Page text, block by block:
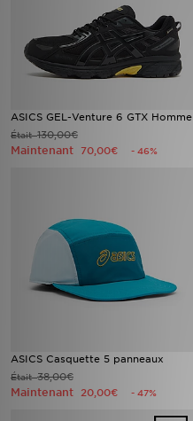
ASICS GEL-Venture 6 GTX Homme
Était130,00€
Maintenant 70,00€ - 46%
ASICS Casquette 5 panneaux
Était38,00€
Maintenant 20,00€ - 47%